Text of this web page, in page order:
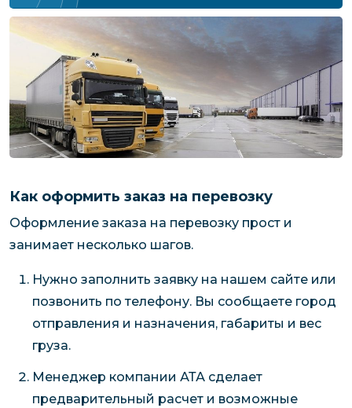
Как оформить заказ на перевозку
Оформление заказа на перевозку прост и
занимает несколько шагов.
Нужно заполнить заявку на нашем сайте или
позвонить по телефону. Вы сообщаете город
отправления и назначения, габариты и вес
груза.
Менеджер компании АТА сделает
предварительный расчет и возможные